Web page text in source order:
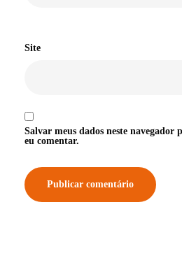
Site
Salvar meus dados neste navegador
eu comentar.